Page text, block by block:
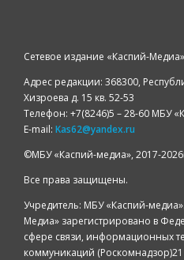
Сетевое издание «Каспий-Медиа»
Адрес редакции: 368300,
Хизроева д. 15 кв. 52-53
Телефон: +7(8246)5 – 28-60 МБУ
E-mail: Kas62@yandex.ru
©️МБУ «Каспий-медиа», 2017-
Все права защищены.
Учредитель: МБУ «Каспий-
Медиа» зарегистрировано в
сфере связи, информационных
коммуникаций (Роскомнадзор)21